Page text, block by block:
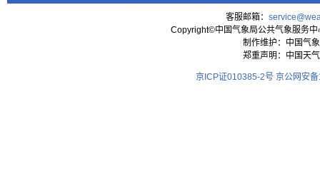
客服邮箱：
Copyright©中国气象局公共气象服务
制作维护：中国气
郑重声明：中国天
京ICP证010385-2号 京公网安